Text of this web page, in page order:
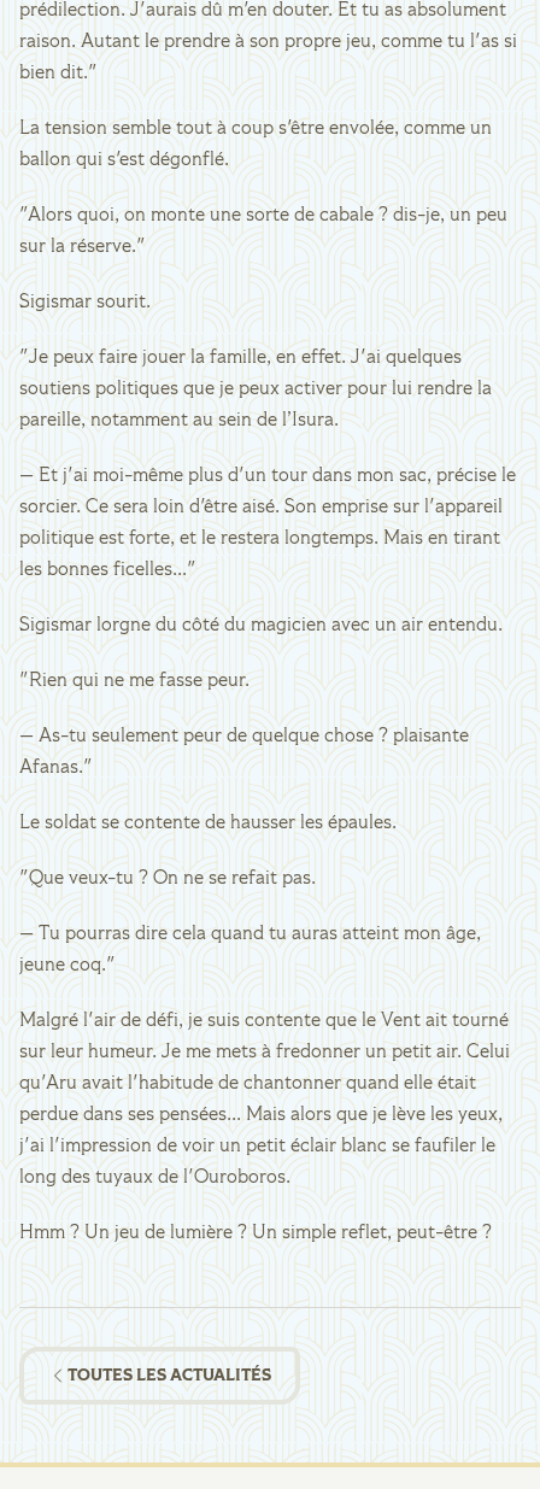
prédilection. J'aurais dû m'en douter. Et tu as absolument
raison. Autant le prendre à son propre jeu, comme tu l'as si
bien dit."
La tension semble tout à coup s'être envolée, comme un
ballon qui s'est dégonflé.
"Alors quoi, on monte une sorte de cabale ? dis-je, un peu
sur la réserve."
Sigismar sourit.
"Je peux faire jouer la famille, en effet. J'ai quelques
soutiens politiques que je peux activer pour lui rendre la
pareille, notamment au sein de l’Isura.
— Et j'ai moi-même plus d'un tour dans mon sac, précise le
sorcier. Ce sera loin d'être aisé. Son emprise sur l'appareil
politique est forte, et le restera longtemps. Mais en tirant
les bonnes ficelles..."
Sigismar lorgne du côté du magicien avec un air entendu.
"Rien qui ne me fasse peur.
— As-tu seulement peur de quelque chose ? plaisante
Afanas."
Le soldat se contente de hausser les épaules.
"Que veux-tu ? On ne se refait pas.
— Tu pourras dire cela quand tu auras atteint mon âge,
jeune coq."
Malgré l'air de défi, je suis contente que le Vent ait tourné
sur leur humeur. Je me mets à fredonner un petit air. Celui
qu'Aru avait l'habitude de chantonner quand elle était
perdue dans ses pensées... Mais alors que je lève les yeux,
j'ai l'impression de voir un petit éclair blanc se faufiler le
long des tuyaux de l'Ouroboros.
Hmm ? Un jeu de lumière ? Un simple reflet, peut-être ?
TOUTES LES ACTUALITÉS